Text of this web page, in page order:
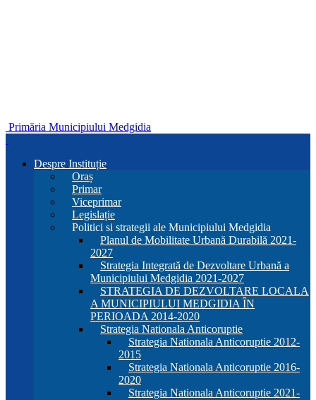
Primăria Municipiului Medgidia
Despre Instituție
Oraș
Primar
Viceprimar
Legislație
Politici si strategii ale Municipiului Medgidia
Planul de Mobilitate Urbană Durabilă 2021-
2027
Strategia Integrată de Dezvoltare Urbană a
Municipiului Medgidia 2021-2027
STRATEGIA DE DEZVOLTARE LOCALA
A MUNICIPIULUI MEDGIDIA ÎN
PERIOADA 2014-2020
Strategia Nationala Anticoruptie
Strategia Nationala Anticoruptie 2012-
2015
Strategia Nationala Anticoruptie 2016-
2020
Strategia Nationala Anticoruptie 2021-